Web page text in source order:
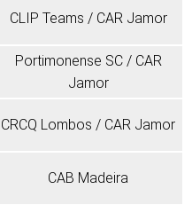
CLIP Teams / CAR Jamor
Portimonense SC / CAR
Jamor
CRCQ Lombos / CAR Jamor
CAB Madeira